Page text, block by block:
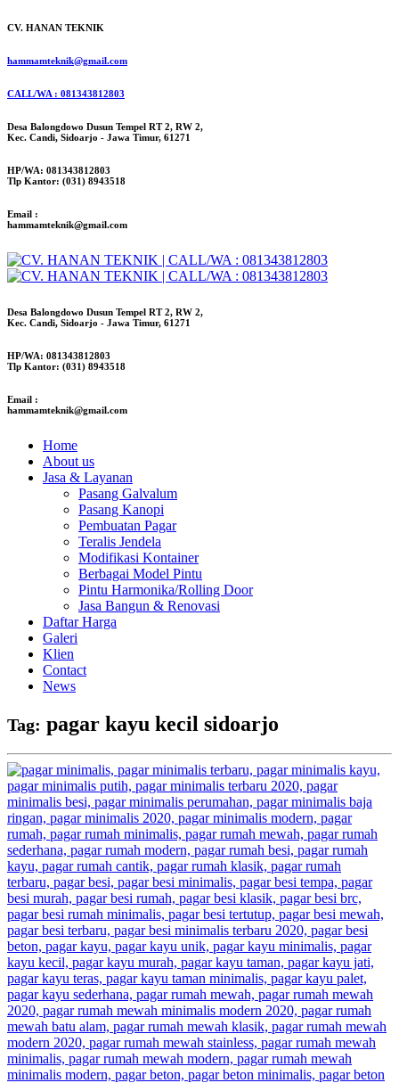
CV. HANAN TEKNIK
hammamteknik@gmail.com
CALL/WA : 081343812803
Desa Balongdowo Dusun Tempel RT 2, RW 2,
Kec. Candi, Sidoarjo - Jawa Timur, 61271
HP/WA: 081343812803
Tlp Kantor: (031) 8943518
Email :
hammamteknik@gmail.com
Desa Balongdowo Dusun Tempel RT 2, RW 2,
Kec. Candi, Sidoarjo - Jawa Timur, 61271
HP/WA: 081343812803
Tlp Kantor: (031) 8943518
Email :
hammamteknik@gmail.com
Home
About us
Jasa & Layanan
Pasang Galvalum
Pasang Kanopi
Pembuatan Pagar
Teralis Jendela
Modifikasi Kontainer
Berbagai Model Pintu
Pintu Harmonika/Rolling Door
Jasa Bangun & Renovasi
Daftar Harga
Galeri
Klien
Contact
News
Tag: pagar kayu kecil sidoarjo